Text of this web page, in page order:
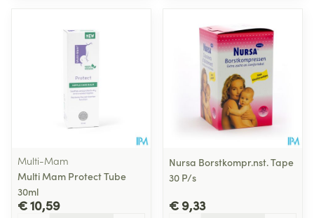
Multi-Mam
Multi Mam Protect Tube
30ml
€ 10,59
Nursa Borstkompr.nst. Tape
30 P/s
€ 9,33